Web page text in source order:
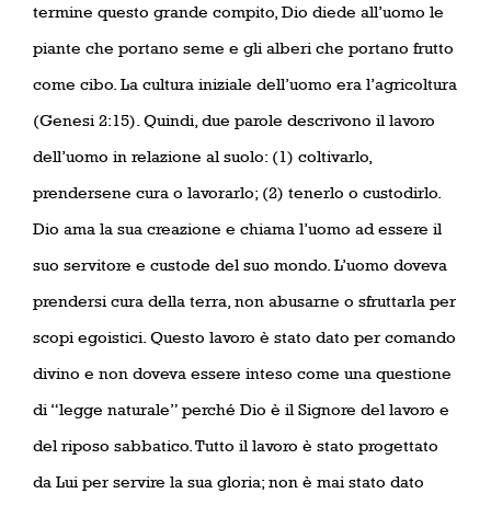
termine questo grande compito, Dio diede all’uomo le
piante che portano seme e gli alberi che portano frutto
come cibo. La cultura iniziale dell’uomo era l’agricoltura
(Genesi 2:15). Quindi, due parole descrivono il lavoro
dell’uomo in relazione al suolo: (1) coltivarlo,
prendersene cura o lavorarlo; (2) tenerlo o custodirlo.
Dio ama la sua creazione e chiama l’uomo ad essere il
suo servitore e custode del suo mondo. L’uomo doveva
prendersi cura della terra, non abusarne o sfruttarla per
scopi egoistici. Questo lavoro è stato dato per comando
divino e non doveva essere inteso come una questione
di “legge naturale” perché Dio è il Signore del lavoro e
del riposo sabbatico. Tutto il lavoro è stato progettato
da Lui per servire la sua gloria; non è mai stato dato